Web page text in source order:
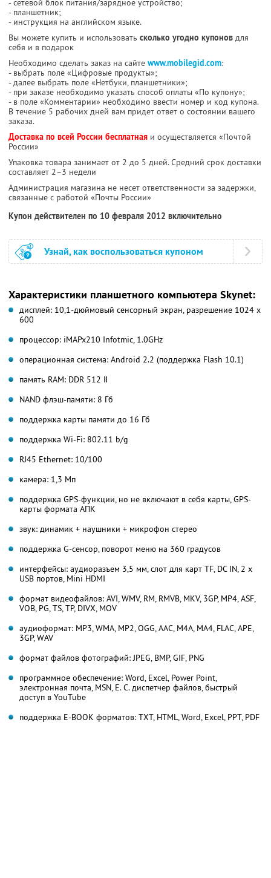
- сетевой блок питания/зарядное устройство;
- планшетник;
- инструкция на английском языке.
Вы можете купить и использовать сколько угодно купонов для
себя и в подарок
Необходимо сделать заказ на сайте www.mobilegid.com:
- выбрать поле «Цифровые продукты»;
- далее выбрать поле «Нетбуки, планшетники»;
- при заказе необходимо указать способ оплаты «По купону»;
- в поле «Комментарии» необходимо ввести номер и код купона.
В течение 5 рабочих дней вам придет ответ о состоянии вашего
заказа.
Доставка по всей России бесплатная и осуществляется «Почтой
России»
Упаковка товара занимает от 2 до 5 дней. Средний срок доставки
составляет 2–3 недели
Администрация магазина не несет ответственности за задержки,
связанные с работой «Почты России»
Купон действителен по 10 февраля 2012 включительно
Узнай, как воспользоваться купоном
Характеристики планшетного компьютера Skynet:
дисплей: 10,1-дюймовый сенсорный экран, разрешение 1024 х
600
процессор: iMAPx210 Infotmic, 1.0GHz
операционная система: Android 2.2 (поддержка Flash 10.1)
память RAM: DDR 512 Ⅱ
NAND флэш-памяти: 8 Гб
поддержка карты памяти до 16 Гб
поддержка Wi-Fi: 802.11 b/g
RJ45 Ethernet: 10/100
камера: 1,3 Мп
поддержка GPS-функции, но не включают в себя карты, GPS-
карты формата АПК
звук: динамик + наушники + микрофон стерео
поддержка G-сенсор, поворот меню на 360 градусов
интерфейсы: аудиоразъем 3,5 мм, слот для карт TF, DC IN, 2 х
USB портов, Mini HDMI
формат видеофайлов: AVI, WMV, RM, RMVB, MKV, 3GP, MP4, ASF,
VOB, PG, TS, TP, DIVX, MOV
аудиоформат: MP3, WMA, MP2, OGG, AAC, M4A, MA4, FLAC, APE,
3GP, WAV
формат файлов фотографий: JPEG, BMP, GIF, PNG
программное обеспечение: Word, Excel, Power Point,
электронная почта, MSN, Е. С. диспетчер файлов, быстрый
доступ в YouTube
поддержка E-BOOK форматов: TXT, HTML, Word, Excel, PPT, PDF